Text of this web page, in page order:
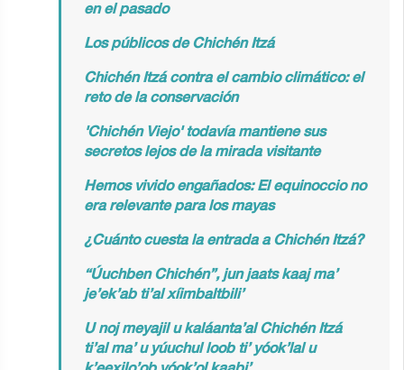
en el pasado
Los públicos de Chichén Itzá
Chichén Itzá contra el cambio climático: el
reto de la conservación
'Chichén Viejo' todavía mantiene sus
secretos lejos de la mirada visitante
Hemos vivido engañados: El equinoccio no
era relevante para los mayas
¿Cuánto cuesta la entrada a Chichén Itzá?
“Úuchben Chichén”, jun jaats kaaj ma’
je’ek’ab ti’al xíimbaltbili’
U noj meyajil u kaláanta’al Chichén Itzá
ti’al ma’ u yúuchul loob ti’ yóok’lal u